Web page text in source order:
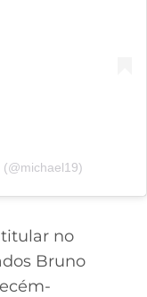
no
Bruno